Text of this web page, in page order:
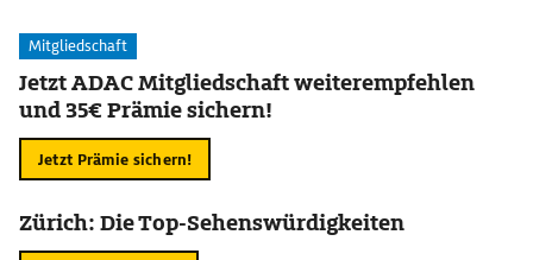
Mitgliedschaft
Jetzt ADAC Mitgliedschaft weiterempfehlen
und 35€ Prämie sichern!
Jetzt Prämie sichern!
Zürich: Die Top-Sehenswürdigkeiten